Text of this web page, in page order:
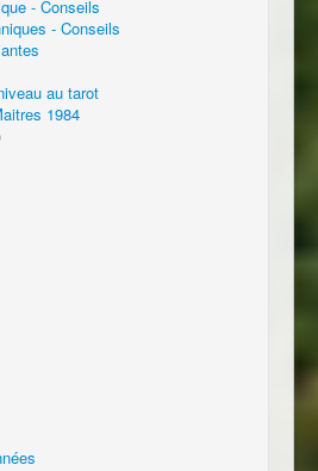
- Conseils
- Conseils
au tarot
1984